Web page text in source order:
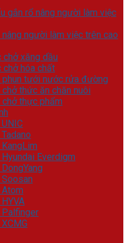
gắn rổ nâng người làm việc
nâng người làm việc trên cao
chở xăng dầu
chở hóa chất
tưới nước rửa đường
thức ăn chăn nuôi
thực phẩm
Everdigm